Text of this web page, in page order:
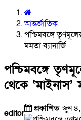
আন্তর্জাতিক
পশ্চিমবঙ্গে
মমতা ব্যানার্জি
পশ্চিমবঙ্গে
থেকে ‘মাইনাস’
editor প্রকাশিতজুন ৪,